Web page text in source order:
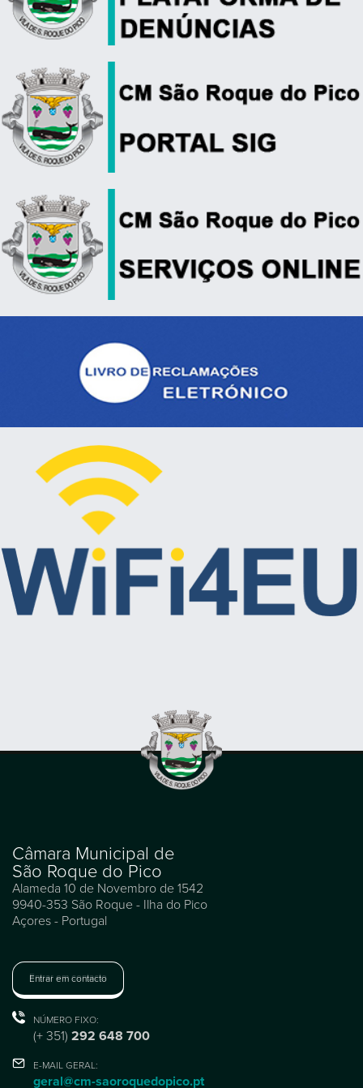
Câmara Municipal de
São Roque do Pico
Alameda 10 de Novembro de 1542
9940-353 São Roque - Ilha do Pico
Açores - Portugal
Entrar em contacto
NÚMERO FIXO:
(+ 351) 292 648 700
E-MAIL GERAL:
geral@cm-saoroquedopico.pt